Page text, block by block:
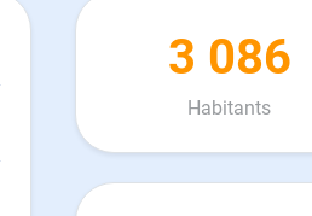
3 086
Habitants